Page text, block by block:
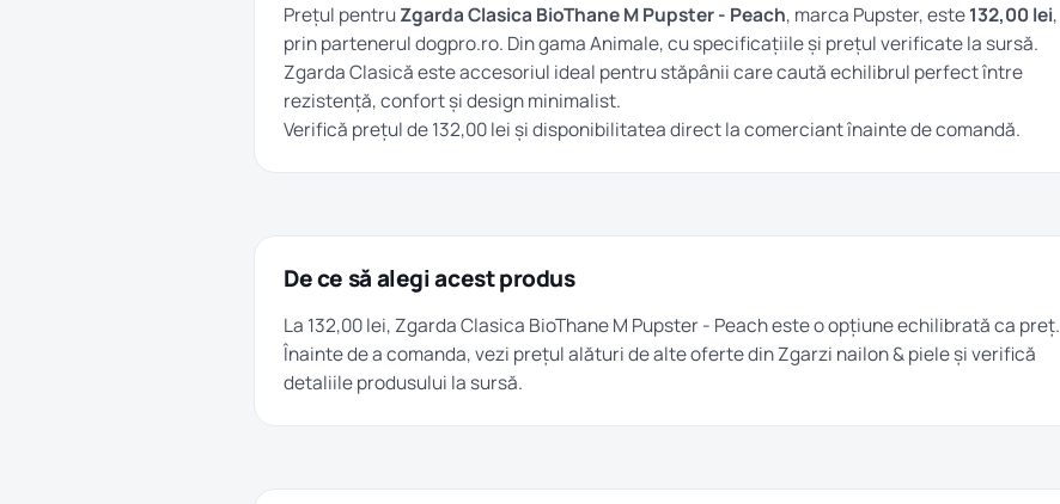
Prețul pentruZgarda Clasica BioThane M Pupster - Peach, marca Pupster, este132,00 lei,
prin partenerul dogpro.ro. Din gamaAnimale, cu specificațiile și prețul verificate la sursă.
Zgarda Clasică este accesoriul ideal pentru stăpânii care caută echilibrul perfect între
rezistență, confort și design minimalist.
Verifică prețul de 132,00 lei și disponibilitatea direct la comerciant înainte de comandă.
De ce să alegi acest produs
La 132,00 lei, Zgarda Clasica BioThane M Pupster - Peach este o opțiune echilibrată ca preț.
Înainte de a comanda, vezi prețul alături de alte oferte dinZgarzi nailon & pieleși verifică
detaliile produsului la sursă.